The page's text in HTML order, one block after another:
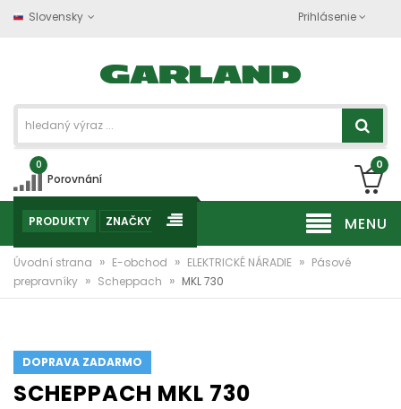
Slovensky Prihlásenie
0
Porovnání
0
MENU
PRODUKTY ZNAČKY
Úvodní strana » E-obchod » ELEKTRICKÉ NÁRADIE » Pásové
prepravníky » Scheppach » MKL 730
DOPRAVA ZADARMO
SCHEPPACH MKL 730